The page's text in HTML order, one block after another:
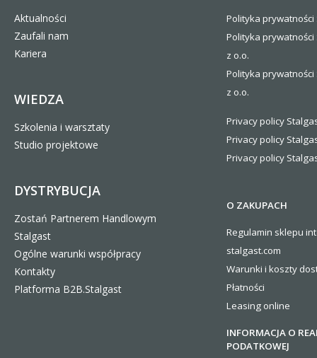
Aktualności
Zaufali nam
Kariera
WIEDZA
Szkolenia i warsztaty
Studio projektowe
DYSTRYBUCJA
Zostań Partnerem Handlowym
Stalgast
Ogólne warunki współpracy
Kontakty
Platforma B2B.Stalgast
Polityka prywatności
Polityka
z o.o.
Polityka
z o.o.
Privacy policy
Privacy policy
Privacy policy
O ZAKUPACH
Regulamin sklepu
stalgast.com
Warunki i koszty
Płatności
Leasing online
INFORMACJA O
PODATKOWEJ